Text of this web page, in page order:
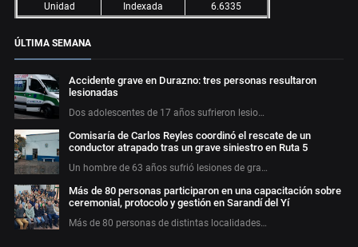
Unidad
Indexada 6.6335
ÚLTIMA SEMANA
Accidente grave en Durazno: tres personas resultaron
lesionadas
Dos adolescentes de 17 años sufrieron lesio…
Comisaría de Carlos Reyles coordinó el rescate de un
conductor atrapado tras un grave siniestro en Ruta 5
Un hombre de 63 años sufrió lesiones de gra…
Más de 80 personas participaron en una capacitación sobre
ceremonial, protocolo y gestión en Sarandí del Yí
Más de 80 personas de distintas localidades…